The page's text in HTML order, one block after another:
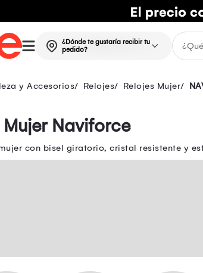
¿Dónde te gustaría recibir tu
pedido?
y Accesorios Relojes Relojes Mujer
Mujer Naviforce
con bisel giratorio, cristal resistente y